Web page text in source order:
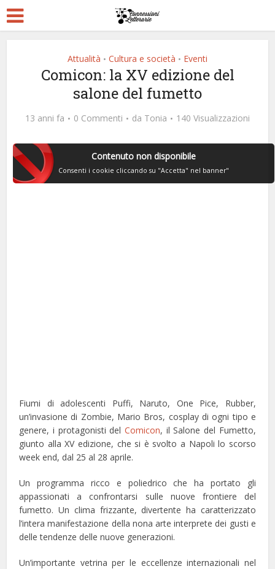
Attualità • Cultura e società • Eventi
Comicon: la XV edizione del
salone del fumetto
13 anni fa 0 Commenti da Tonia 140 Visualizzazioni
Contenuto non disponibile
Consenti i cookie cliccando su "Accetta" nel banner"
Fiumi di adolescenti Puffi, Naruto, One Pice, Rubber,
un’invasione di Zombie, Mario Bros, cosplay di ogni tipo e
genere, i protagonisti del Comicon, il Salone del Fumetto,
giunto alla XV edizione, che si è svolto a Napoli lo scorso
week end, dal 25 al 28 aprile.
Un programma ricco e poliedrico che ha portato gli
appassionati a confrontarsi sulle nuove frontiere del
fumetto. Un clima frizzante, divertente ha caratterizzato
l’intera manifestazione della nona arte interprete dei gusti e
delle tendenze delle nuove generazioni.
Un’importante vetrina per le eccellenze internazionali nel